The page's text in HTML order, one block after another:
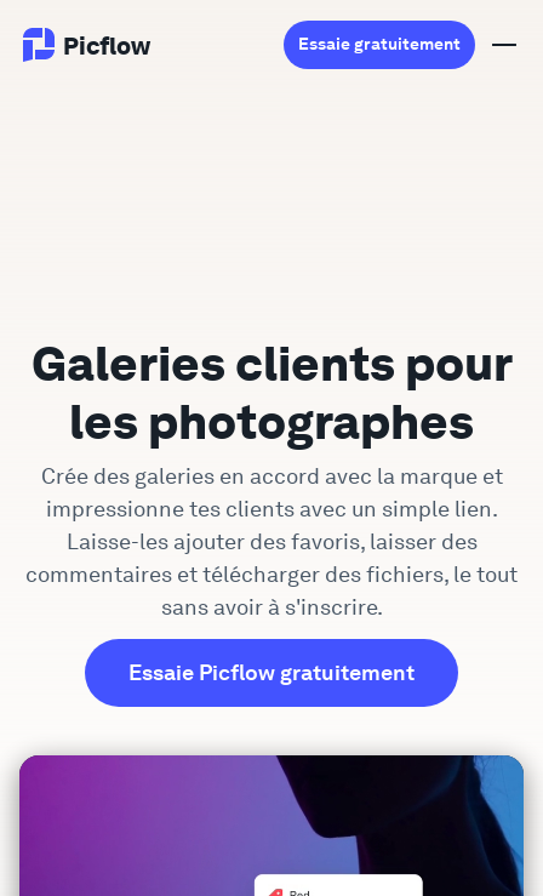
Picflow Essaie gratuitement
Logiciel DAM
Flux de travail créatif
Tarifs
Explorer
Vitrine
Entreprise
Galeries clients pour
les photographes
Crée des galeries en accord avec la marque et
impressionne tes clients avec un simple lien.
Laisse-les ajouter des favoris, laisser des
commentaires et télécharger des fichiers, le tout
sans avoir à s'inscrire.
Essaie Picflow gratuitement